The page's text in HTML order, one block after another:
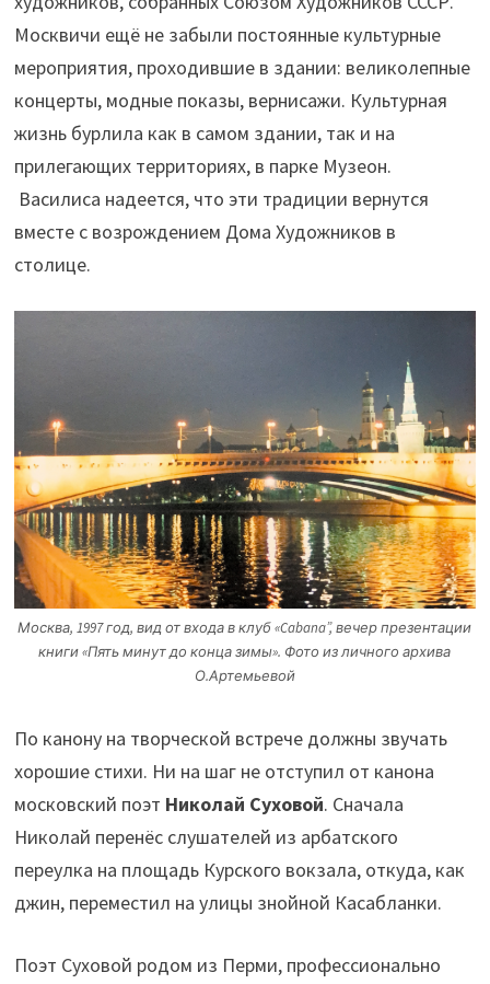
Москвичи ещё не забыли постоянные культурные
мероприятия, проходившие в здании: великолепные
концерты, модные показы, вернисажи. Культурная
жизнь бурлила как в самом здании, так и на
прилегающих территориях, в парке Музеон.
Василиса надеется, что эти традиции вернутся
вместе с возрождением Дома Художников в
столице.
Москва, 1997 год, вид от входа в клуб «Cabana”, вечер презентации
книги «Пять минут до конца зимы». Фото из личного архива
О.Артемьевой
По канону на творческой встрече должны звучать
хорошие стихи. Ни на шаг не отступил от канона
московский поэт Николай Суховой. Сначала
Николай перенёс слушателей из арбатского
переулка на площадь Курского вокзала, откуда, как
джин, переместил на улицы знойной Касабланки.
Поэт Суховой родом из Перми, профессионально